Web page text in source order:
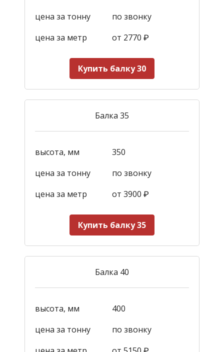
цена за тонну
по звонку
цена за метр
от 2770 ₽
Купить балку 30
Балка 35
высота, мм
350
цена за тонну
по звонку
цена за метр
от 3900 ₽
Купить балку 35
Балка 40
высота, мм
400
цена за тонну
по звонку